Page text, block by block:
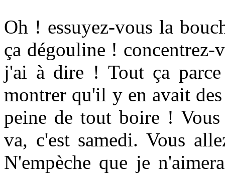
Oh ! essuyez-vous la
ça dégouline ! concentrez-
j'ai à dire ! Tout ça
montrer qu'il y en avait
peine de tout boire !
va, c'est samedi. Vous
N'empèche que je